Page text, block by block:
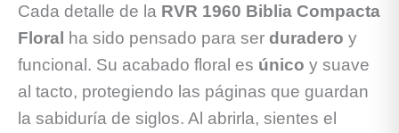
Cada detalle de la RVR 1960 Biblia Compacta
Floral ha sido pensado para ser duradero y
funcional. Su acabado floral es único y suave
al tacto, protegiendo las páginas que guardan
la sabiduría de siglos. Al abrirla, sientes el